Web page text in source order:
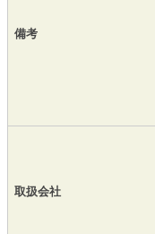
備考
取扱会社